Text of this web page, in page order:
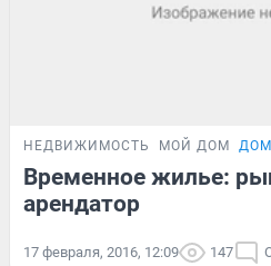
НЕДВИЖИМОСТЬ МОЙ ДОМ
Временное жилье:
арендатор
17 февраля, 2016, 12:09 147